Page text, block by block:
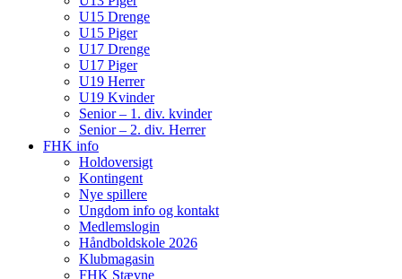
U15 Drenge
U15 Piger
U17 Drenge
U17 Piger
U19 Herrer
U19 Kvinder
Senior – 1. div. kvinder
Senior – 2. div. Herrer
FHK info
Holdoversigt
Kontingent
Nye spillere
Ungdom info og kontakt
Medlemslogin
Håndboldskole 2026
Klubmagasin
FHK Stævne